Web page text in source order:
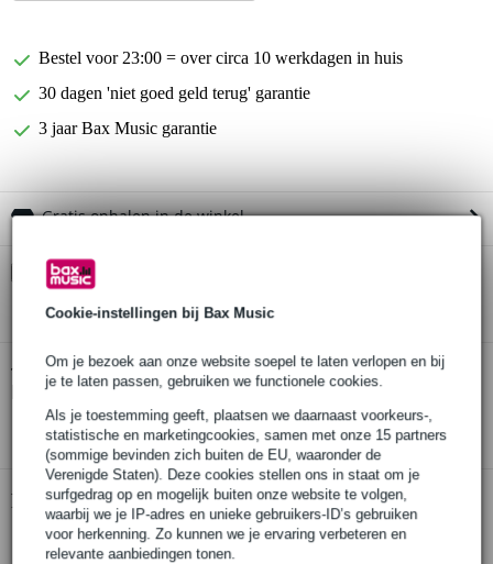
Cookie-instellingen bij Bax Music
Om je bezoek aan onze website soepel te laten verlopen en bij
je te laten passen, gebruiken we functionele cookies.
Als je toestemming geeft, plaatsen we daarnaast voorkeurs-,
statistische en marketingcookies, samen met onze 15 partners
(sommige bevinden zich buiten de EU, waaronder de
Verenigde Staten). Deze cookies stellen ons in staat om je
surfgedrag op en mogelijk buiten onze website te volgen,
waarbij we je IP-adres en unieke gebruikers-ID’s gebruiken
voor herkenning. Zo kunnen we je ervaring verbeteren en
relevante aanbiedingen tonen.
Bestel voor 23:00 = over circa 10 werkdagen in huis
30 dagen 'niet goed geld terug' garantie
3 jaar Bax Music garantie
Gratis ophalen in de winkel
Kies nu voor 2 jaar extra Bax Music garantie en meer
voordelen
€ 12,95 eenmalig
Twijfel je of deAIAIAI TMA-2 DJ Wireless draadloze
koptelefoon bij je past? Doe de check.
Start de check
Productinformatie
AIAIAI TMA-2 DJ Wireless